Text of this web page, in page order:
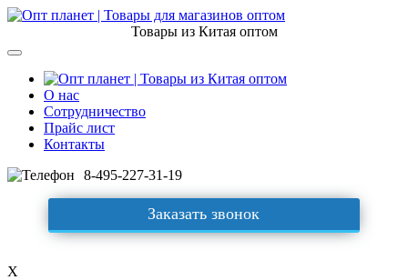
Товары из Китая оптом
О нас
Сотрудничество
Прайс лист
Контакты
8-495-227-31-19
Заказать звонок
X